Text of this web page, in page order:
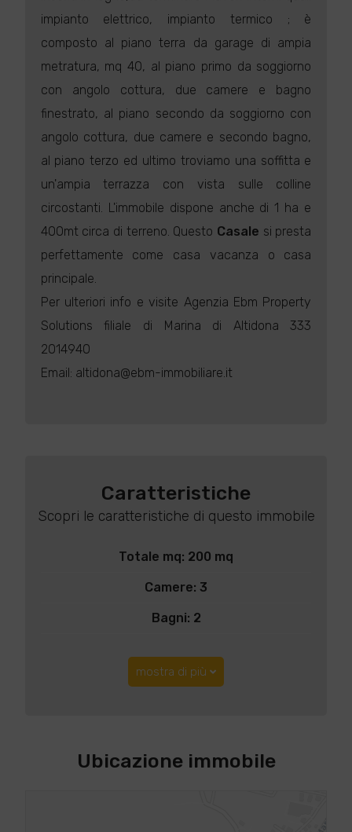
impianto elettrico, impianto termico ; è
composto al piano terra da garage di ampia
metratura, mq 40, al piano primo da soggiorno
con angolo cottura, due camere e bagno
finestrato, al piano secondo da soggiorno con
angolo cottura, due camere e secondo bagno,
al piano terzo ed ultimo troviamo una soffitta e
un'ampia terrazza con vista sulle colline
circostanti. L'immobile dispone anche di 1 ha e
400mt circa di terreno. Questo Casale si presta
perfettamente come casa vacanza o casa
principale.
Per ulteriori info e visite Agenzia Ebm Property
Solutions filiale di Marina di Altidona 333
2014940
Email: altidona@ebm-immobiliare.it
Caratteristiche
Scopri le caratteristiche di questo immobile
Totale mq: 200 mq
Camere: 3
Bagni: 2
mostra di più
Ubicazione immobile